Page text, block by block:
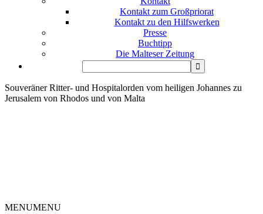
Kontakt zum Großpriorat
Kontakt zu den Hilfswerken
Presse
Buchtipp
Die Malteser Zeitung
Souveräner Ritter- und Hospitalorden vom heiligen Johannes zu
Jerusalem von Rhodos und von Malta
MENUMENU